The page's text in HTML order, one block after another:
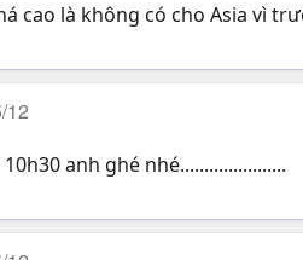
cao là không có cho Asia vì
12
anh ghé nhé......................